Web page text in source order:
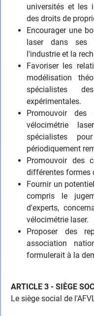
universités et les
des droits de
Encourager une
laser dans ses
l'industrie et la
Favoriser les
modélisation
spécialistes
expérimentales.
Promouvoir
vélocimétrie
spécialistes
périodiquement
Promouvoir des
différentes formes
Fournir un
compris le
d'experts,
vélocimétrie laser.
Proposer des
association
formulerait à la
ARTICLE 3 - SIÈGE
Le siège social de